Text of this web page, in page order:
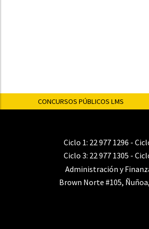
CONCURSOS PÚBLICOS LMS
Ciclo 1: 22 977 1296 -
Ciclo 3: 22 977 1305 -
Administración y
Brown Norte #105,